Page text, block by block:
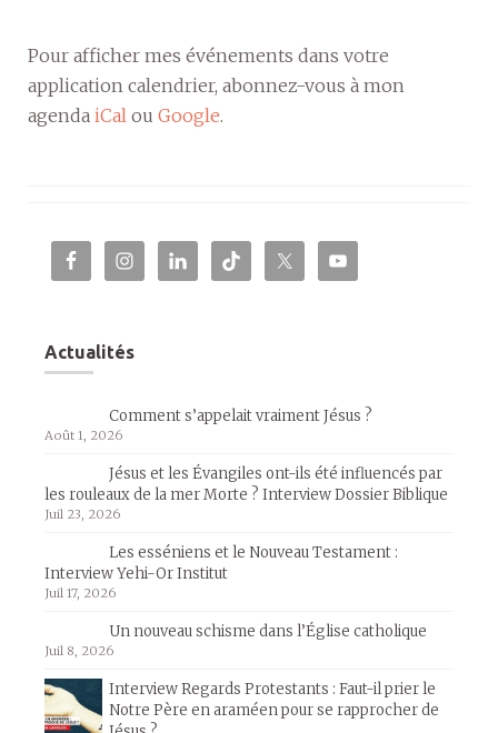
Pour afficher mes événements dans votre
application calendrier, abonnez-vous à mon
agenda iCal ou Google.
Actualités
Comment s’appelait vraiment Jésus ?
Août 1, 2026
Jésus et les Évangiles ont-ils été influencés par
les rouleaux de la mer Morte ? Interview Dossier Biblique
Juil 23, 2026
Les esséniens et le Nouveau Testament :
Interview Yehi-Or Institut
Juil 17, 2026
Un nouveau schisme dans l’Église catholique
Juil 8, 2026
Interview Regards Protestants : Faut-il prier le
Notre Père en araméen pour se rapprocher de